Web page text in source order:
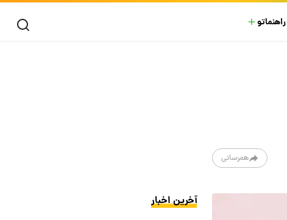
راهنماتو
همرسانی
آخرین اخبار